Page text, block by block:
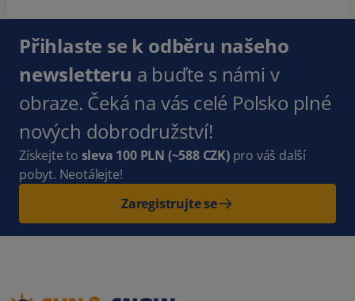
Přihlaste se k odběru našeho
newsletteru a buďte s námi v
obraze. Čeká na vás celé Polsko plné
nových dobrodružství!
Získejte to sleva 100 PLN (~588 CZK) pro váš další
pobyt. Neotálejte!
Zaregistrujte se